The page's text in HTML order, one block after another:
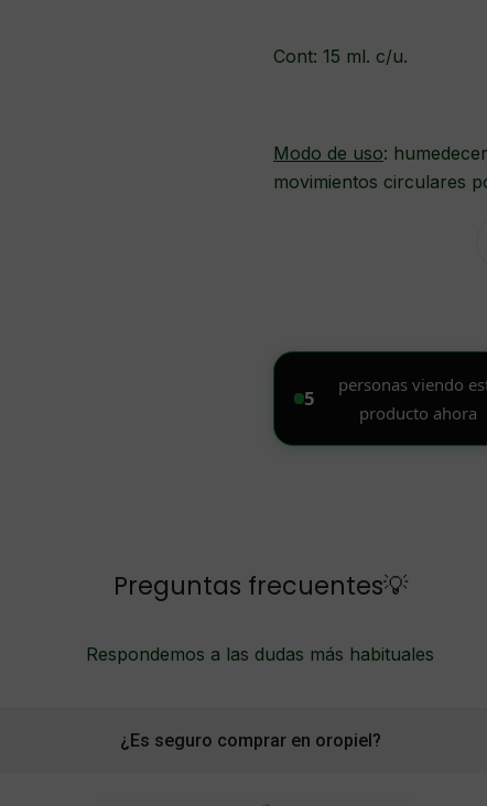
Cont: 15 ml. c/u.
Modo de uso:
movimientos circulares
Preguntas frecuentes💡
Respondemos a las dudas más habituales
¿Es seguro comprar en oropiel?